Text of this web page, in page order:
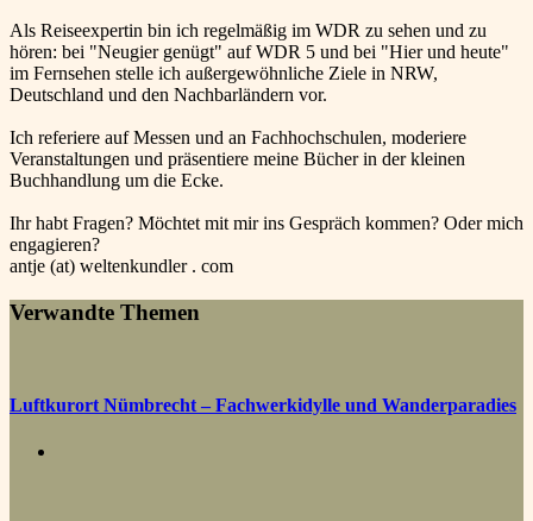
Als Reiseexpertin bin ich regelmäßig im WDR zu sehen und zu
hören: bei "Neugier genügt" auf WDR 5 und bei "Hier und heute"
im Fernsehen stelle ich außergewöhnliche Ziele in NRW,
Deutschland und den Nachbarländern vor.
Ich referiere auf Messen und an Fachhochschulen, moderiere
Veranstaltungen und präsentiere meine Bücher in der kleinen
Buchhandlung um die Ecke.
Ihr habt Fragen? Möchtet mit mir ins Gespräch kommen? Oder mich
engagieren?
antje (at) weltenkundler . com
Verwandte Themen
Luftkurort Nümbrecht – Fachwerkidylle und Wanderparadies